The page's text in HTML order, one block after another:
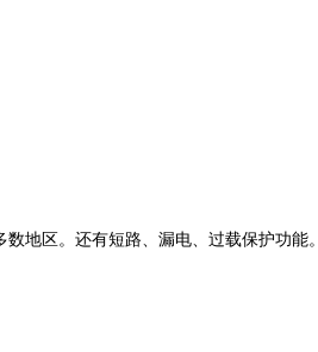
地区。还有短路、漏电、过载保护功能。